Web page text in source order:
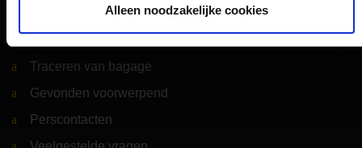
Alleen noodzakelijke cookies
Contact & Hulp
Traceren van bagage
Gevonden voorwerpend
Perscontacten